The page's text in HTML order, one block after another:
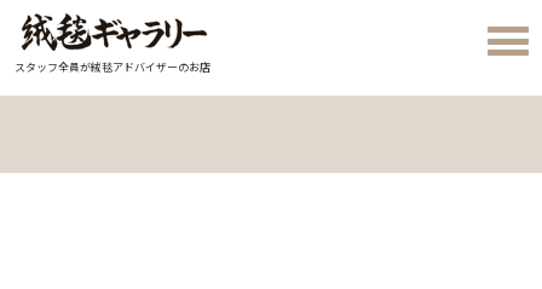
スタッフ全員が絨毯アドバイザーのお店